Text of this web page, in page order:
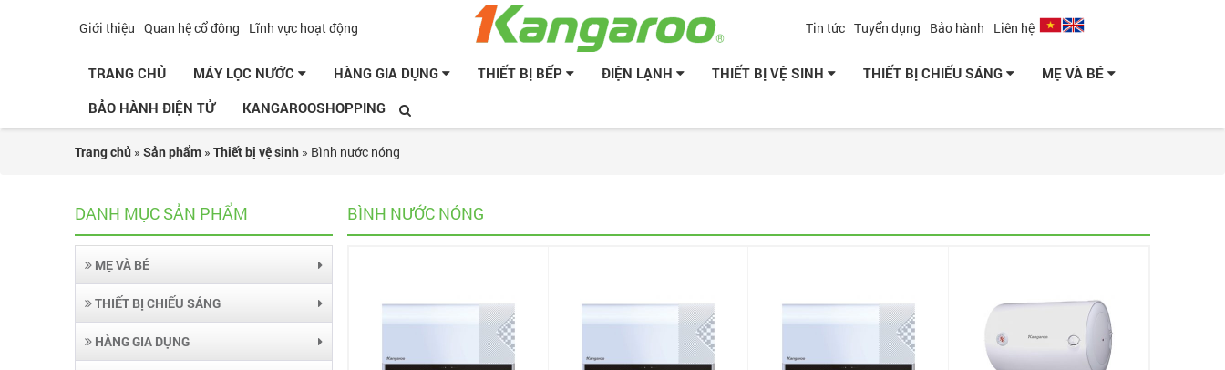
Giới thiệu Quan hệ cổ đông Lĩnh vực hoạt động Tin tức Tuyển dụng Bảo hành Liên hệ
TRANG CHỦ MÁY LỌC NƯỚC HÀNG GIA DỤNG THIẾT BỊ BẾP ĐIỆN LẠNH THIẾT BỊ VỆ SINH THIẾT BỊ CHIẾU SÁNG
MẸ VÀ BÉ
BẢO HÀNH ĐIỆN TỬ
KANGAROOSHOPPING
Trang chủ »Sản phẩm »Thiết bị vệ sinh » Bình nước nóng
DANH MỤC SẢN PHẨM
MẸ VÀ BÉ
THIẾT BỊ CHIẾU SÁNG
HÀNG GIA DỤNG
BÌNH NƯỚC NÓNG